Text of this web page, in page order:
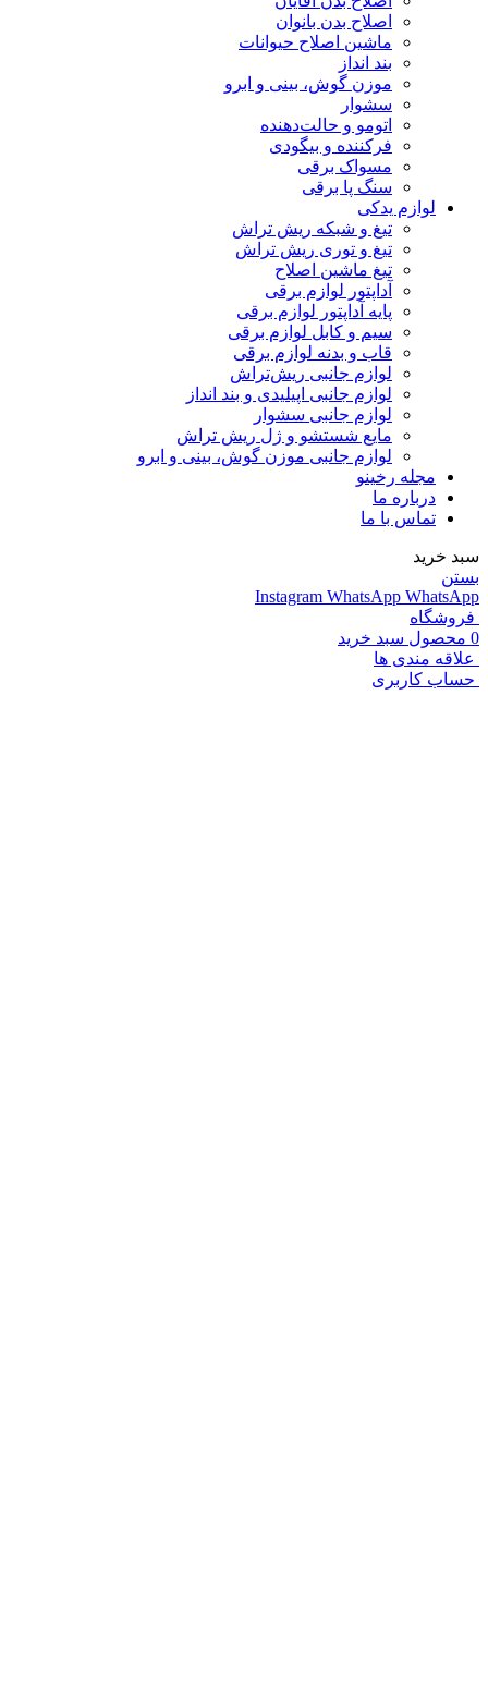
اصلاح بدن بانوان
ماشین اصلاح حیوانات
بند انداز
موزن گوش، بینی و ابرو
سشوار
اتومو و حالت‌دهنده
فرکننده و بیگودی
مسواک برقی
سنگ پا برقی
لوازم یدکی
تیغ و شبکه ریش تراش
تیغ و توری ریش تراش
تیغ ماشین اصلاح
آداپتور لوازم برقی
پایه آداپتور لوازم برقی
سیم و کابل لوازم برقی
قاب و بدنه لوازم برقی
لوازم جانبی ریش‌تراش
لوازم جانبی اپیلیدی و بند انداز
لوازم جانبی سشوار
مایع شستشو و ژل ریش تراش
لوازم جانبی موزن گوش، بینی و ابرو
مجله رخینو
درباره ما
تماس با ما
سبد خرید
بستن
Instagram WhatsApp WhatsApp
فروشگاه
0 محصول سبد خرید
علاقه مندی ها
حساب کاربری